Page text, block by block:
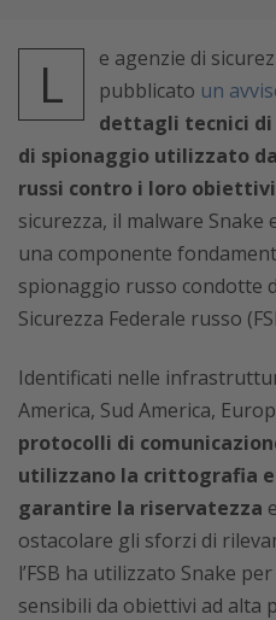
L
e agenzie di
pubblicato un
dettagli tecnici
di spionaggio utilizzato
russi contro i loro
sicurezza, il malware
una componente
spionaggio russo condotte
Sicurezza Federale russo
Identificati nelle
America, Sud America,
protocolli di
utilizzano la crittografia
garantire la riservatezza
ostacolare gli sforzi di
l’FSB ha utilizzato Snake
sensibili da obiettivi ad alta